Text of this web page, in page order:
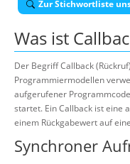
Über uns
Suche
Zur Stichwortliste
Was ist
Der Begriff Callback
Programmiermodellen
aufgerufener
startet. Ein Callback ist eine
einem Rückgabewert auf
Synchroner